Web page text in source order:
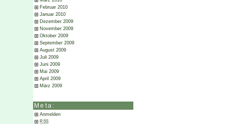
Februar 2010
Januar 2010
Dezember 2009
November 2009
Oktober 2009
September 2009
August 2009
Juli 2009
Juni 2009
Mai 2009
April 2009
März 2009
Meta:
Anmelden
RSS